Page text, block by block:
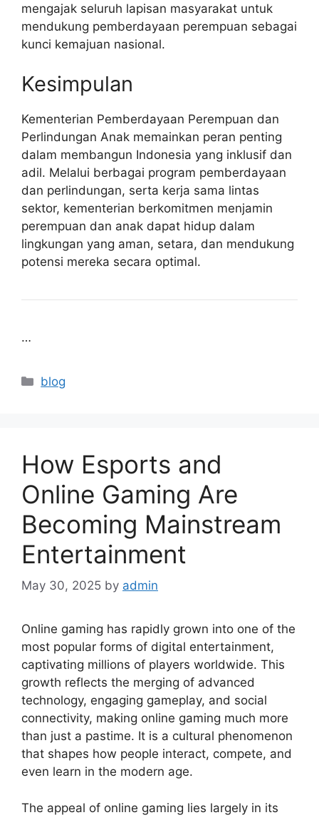
mengajak seluruh lapisan masyarakat untuk
mendukung pemberdayaan perempuan sebagai
kunci kemajuan nasional.
Kesimpulan
Kementerian Pemberdayaan Perempuan dan
Perlindungan Anak memainkan peran penting
dalam membangun Indonesia yang inklusif dan
adil. Melalui berbagai program pemberdayaan
dan perlindungan, serta kerja sama lintas
sektor, kementerian berkomitmen menjamin
perempuan dan anak dapat hidup dalam
lingkungan yang aman, setara, dan mendukung
potensi mereka secara optimal.
…
Categories
blog
How Esports and
Online Gaming Are
Becoming Mainstream
Entertainment
May 30, 2025 by admin
Online gaming has rapidly grown into one of the
most popular forms of digital entertainment,
captivating millions of players worldwide. This
growth reflects the merging of advanced
technology, engaging gameplay, and social
connectivity, making online gaming much more
than just a pastime. It is a cultural phenomenon
that shapes how people interact, compete, and
even learn in the modern age.
The appeal of online gaming lies largely in its